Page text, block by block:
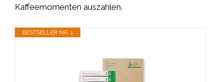
Kaffeemomenten auszahlen.
BESTSELLER NR. 1